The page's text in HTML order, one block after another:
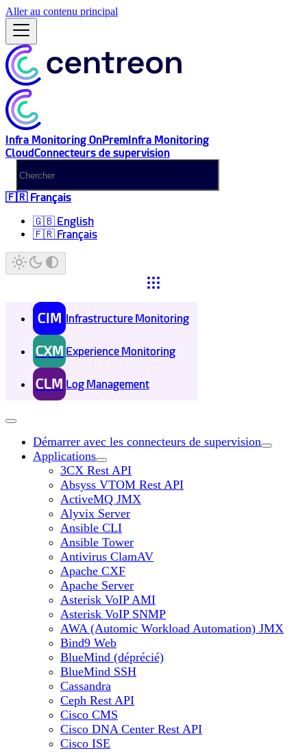
Aller au contenu principal
Infra Monitoring OnPremInfra Monitoring
CloudConnecteurs de supervision
🇫🇷 Français
🇬🇧 English
🇫🇷 Français
CIM Infrastructure Monitoring
CXM Experience Monitoring
CLM Log Management
Démarrer avec les connecteurs de supervision
Applications
3CX Rest API
Absyss VTOM Rest API
ActiveMQ JMX
Alyvix Server
Ansible CLI
Ansible Tower
Antivirus ClamAV
Apache CXF
Apache Server
Asterisk VoIP AMI
Asterisk VoIP SNMP
AWA (Automic Workload Automation) JMX
Bind9 Web
BlueMind (déprécié)
BlueMind SSH
Cassandra
Ceph Rest API
Cisco CMS
Cisco DNA Center Rest API
Cisco ISE